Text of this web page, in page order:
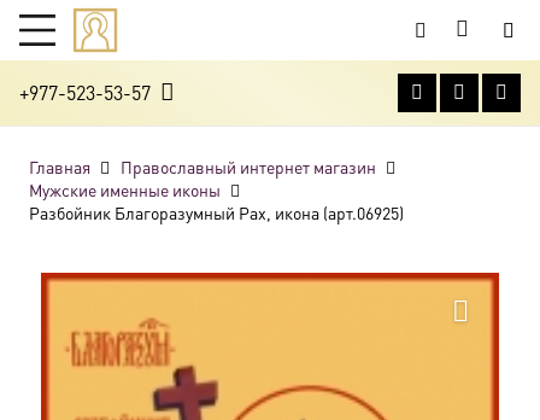
+977-523-53-57
Главная
Православный интернет магазин
Мужские именные иконы
Разбойник Благоразумный Рах, икона (арт.06925)